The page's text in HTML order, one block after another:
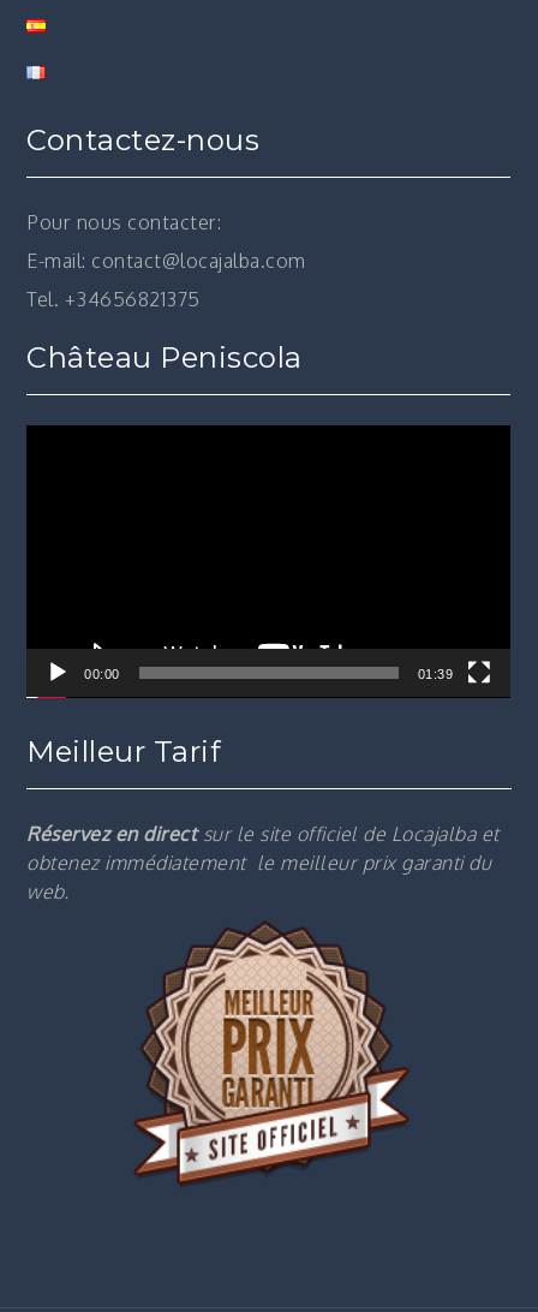
Contactez-nous
Pour nous contacter:
E-mail: contact@locajalba.com
Tel. +34656821375
Château Peniscola
00:00 01:39
Meilleur Tarif
Réservez en directsur le site officiel de Locajalba et
obtenez immédiatement le meilleur prix garanti du
web.